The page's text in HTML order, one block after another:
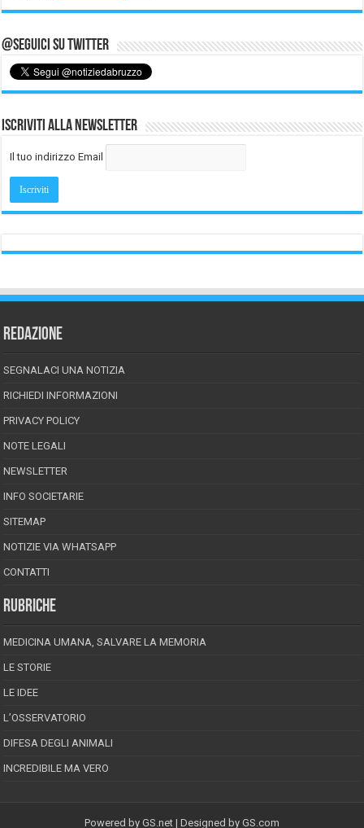
@Seguici su Twitter
Iscriviti alla Newsletter
Il tuo indirizzo Email
REDAZIONE
SEGNALACI UNA NOTIZIA
RICHIEDI INFORMAZIONI
PRIVACY POLICY
NOTE LEGALI
NEWSLETTER
INFO SOCIETARIE
SITEMAP
NOTIZIE VIA WHATSAPP
CONTATTI
RUBRICHE
MEDICINA UMANA, SALVARE LA MEMORIA
LE STORIE
LE IDEE
L’OSSERVATORIO
DIFESA DEGLI ANIMALI
INCREDIBILE MA VERO
Powered by GS.net | Designed by GS.com